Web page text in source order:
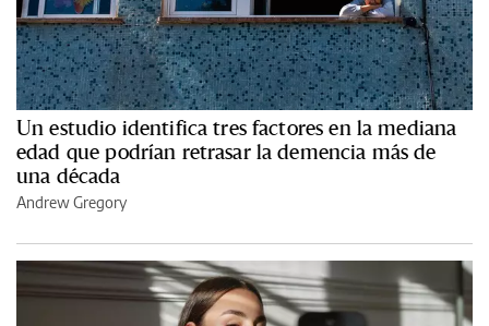
Un estudio identifica tres factores en la mediana
edad que podrían retrasar la demencia más de
una década
Andrew Gregory